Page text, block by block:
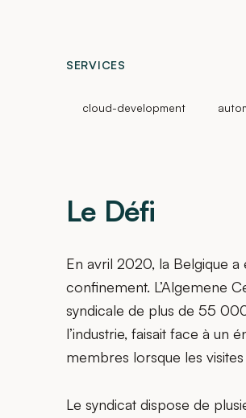
SERVICES
cloud-development
Le Défi
En avril 2020, la Belgique
confinement. L’Algemene
syndicale de plus de 55
l’industrie, faisait face à
membres lorsque les
Le syndicat dispose de